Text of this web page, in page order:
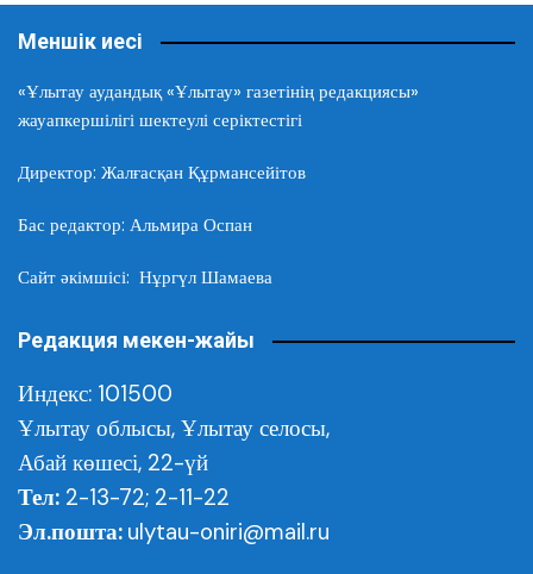
Меншік иесі
«Ұлытау аудандық «Ұлытау» газетінің редакциясы»
жауапкершілігі шектеулі серіктестігі
Директор: Жалғасқан Құрмансейітов
Бас редактор: Альмира Оспан
Сайт әкімшісі: Нұргүл Шамаева
Редакция мекен-жайы
Индекс: 101500
Ұлытау облысы, Ұлытау селосы,
Абай көшесі, 22-үй
Тел: 2-13-72; 2-11-22
Эл.пошта: ulytau-oniri@mail.ru